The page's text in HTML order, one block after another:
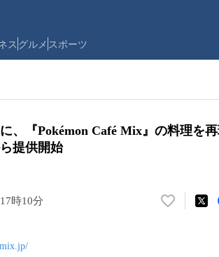
ス グルメ スポーツ
、『Pokémon Café Mix』の料理を
提供開始
時10分
い